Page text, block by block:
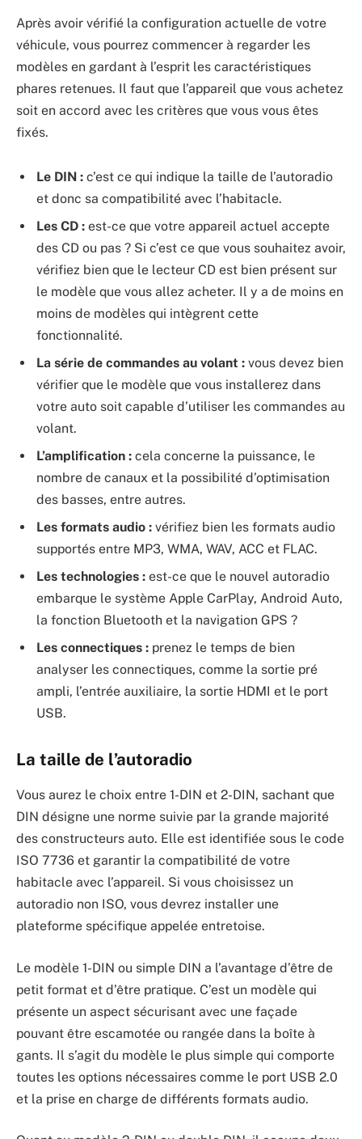
Après avoir vérifié la configuration actuelle de votre
véhicule, vous pourrez commencer à regarder les
modèles en gardant à l’esprit les caractéristiques
phares retenues. Il faut que l’appareil que vous achetez
soit en accord avec les critères que vous vous êtes
fixés.
Le DIN : c’est ce qui indique la taille de l’autoradio
et donc sa compatibilité avec l’habitacle.
Les CD : est-ce que votre appareil actuel accepte
des CD ou pas ? Si c’est ce que vous souhaitez avoir,
vérifiez bien que le lecteur CD est bien présent sur
le modèle que vous allez acheter. Il y a de moins en
moins de modèles qui intègrent cette
fonctionnalité.
La série de commandes au volant : vous devez bien
vérifier que le modèle que vous installerez dans
votre auto soit capable d’utiliser les commandes au
volant.
L’amplification : cela concerne la puissance, le
nombre de canaux et la possibilité d’optimisation
des basses, entre autres.
Les formats audio : vérifiez bien les formats audio
supportés entre MP3, WMA, WAV, ACC et FLAC.
Les technologies : est-ce que le nouvel autoradio
embarque le système Apple CarPlay, Android Auto,
la fonction Bluetooth et la navigation GPS ?
Les connectiques : prenez le temps de bien
analyser les connectiques, comme la sortie pré
ampli, l’entrée auxiliaire, la sortie HDMI et le port
USB.
La taille de l’autoradio
Vous aurez le choix entre 1-DIN et 2-DIN, sachant que
DIN désigne une norme suivie par la grande majorité
des constructeurs auto. Elle est identifiée sous le code
ISO 7736 et garantir la compatibilité de votre
habitacle avec l’appareil. Si vous choisissez un
autoradio non ISO, vous devrez installer une
plateforme spécifique appelée entretoise.
Le modèle 1-DIN ou simple DIN a l’avantage d’être de
petit format et d’être pratique. C’est un modèle qui
présente un aspect sécurisant avec une façade
pouvant être escamotée ou rangée dans la boîte à
gants. Il s’agit du modèle le plus simple qui comporte
toutes les options nécessaires comme le port USB 2.0
et la prise en charge de différents formats audio.